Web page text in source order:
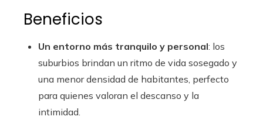
Beneficios
Un entorno más tranquilo y personal: los
suburbios brindan un ritmo de vida sosegado y
una menor densidad de habitantes, perfecto
para quienes valoran el descanso y la
intimidad.